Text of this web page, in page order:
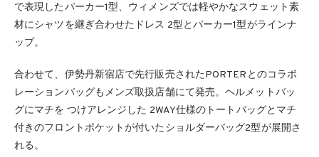
で表現したパーカー1型、ウィメンズでは軽やかなスウェット素
材にシャツを継ぎ合わせたドレス 2型とパーカー1型がラインナ
ップ。
合わせて、伊勢丹新宿店で先行販売されたPORTERとのコラボ
レーションバッグもメンズ取扱店舗にて発売。ヘルメットバッ
グにマチを つけアレンジした 2WAY仕様のトートバッグとマチ
付きのフロントポケットが付いたショルダーバッグ2型が展開さ
れる。